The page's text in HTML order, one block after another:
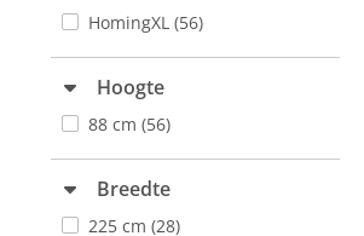
HomingXL (56)
Hoogte
88 cm (56)
Breedte
225 cm (28)